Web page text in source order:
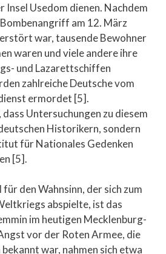
Insel Usedom dienen. Nachdem
am 12. März
war, tausende Bewohner
waren und viele andere ihre
und Lazarettschiffen
zahlreiche Deutsche vom
ermordet [5].
Untersuchungen zu diesem
Historikern, sondern
für Nationales Gedenken
[5].
für den Wahnsinn, der sich zum
abspielte, ist das
im heutigen Mecklenburg-
vor der Roten Armee, die
war, nahmen sich etwa